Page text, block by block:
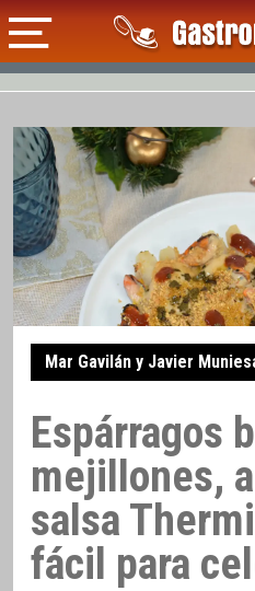
Mar Gavilán y Javier
Espárragos
mejillones,
salsa
fácil para